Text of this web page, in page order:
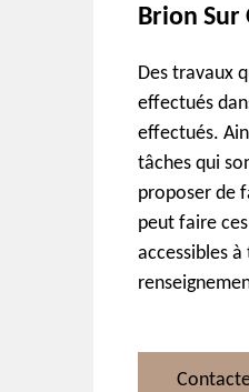
Brion Sur
Des travaux
effectués
effectués.
tâches qui
proposer de
peut faire
accessibles